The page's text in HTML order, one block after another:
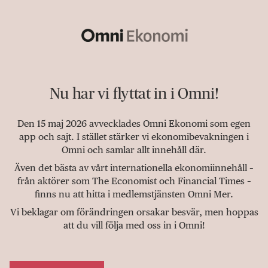
Nu har vi flyttat in i Omni!
Den 15 maj 2026 avvecklades Omni Ekonomi som egen
app och sajt. I stället stärker vi ekonomibevakningen i
Omni och samlar allt innehåll där.
Även det bästa av vårt internationella ekonomiinnehåll –
från aktörer som The Economist och Financial Times –
finns nu att hitta i medlemstjänsten Omni Mer.
Vi beklagar om förändringen orsakar besvär, men hoppas
att du vill följa med oss in i Omni!